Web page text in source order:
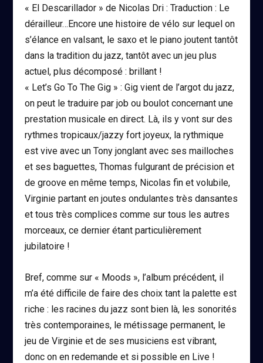
« El Descarillador » de Nicolas Dri : Traduction : Le
dérailleur…Encore une histoire de vélo sur lequel on
s’élance en valsant, le saxo et le piano joutent tantôt
dans la tradition du jazz, tantôt avec un jeu plus
actuel, plus décomposé : brillant !
« Let’s Go To The Gig » : Gig vient de l’argot du jazz,
on peut le traduire par job ou boulot concernant une
prestation musicale en direct. Là, ils y vont sur des
rythmes tropicaux/jazzy fort joyeux, la rythmique
est vive avec un Tony jonglant avec ses mailloches
et ses baguettes, Thomas fulgurant de précision et
de groove en même temps, Nicolas fin et volubile,
Virginie partant en joutes ondulantes très dansantes
et tous très complices comme sur tous les autres
morceaux, ce dernier étant particulièrement
jubilatoire !
Bref, comme sur « Moods », l’album précédent, il
m’a été difficile de faire des choix tant la palette est
riche : les racines du jazz sont bien là, les sonorités
très contemporaines, le métissage permanent, le
jeu de Virginie et de ses musiciens est vibrant,
donc on en redemande et si possible en Live !